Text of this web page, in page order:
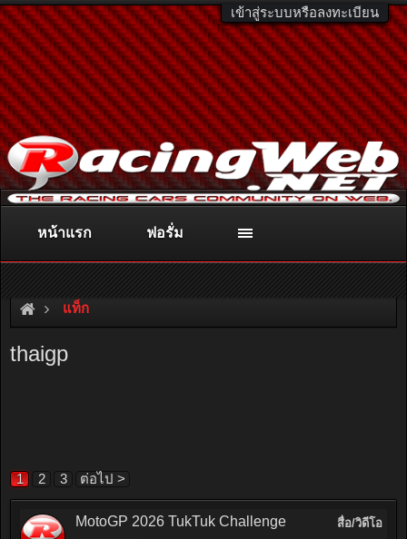
เข้าสู่ระบบหรือลงทะเบียน
ติดต่อลงโฆษณา racingweb@gmail.comหรือโทร. 081-811-1138
หรืออ่านรายละเอียดเพิ่มเติม คลิกที่นี่
แท็ก
thaigp
1 2 3 ต่อไป >
สื่อ/วิดีโอ
MotoGP 2026 TukTuk Challenge
หน้าแรก ฟอรั่ม